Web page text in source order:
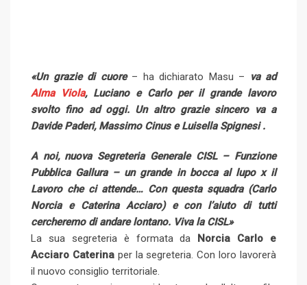
«Un grazie di cuore– ha dichiarato Masu –
va ad
Alma Viola, Luciano e Carlo per il grande lavoro
svolto fino ad oggi. Un altro grazie sincero va a
Davide Paderi, Massimo Cinuse Luisella Spignesi .
A noi, nuova Segreteria Generale CISL – Funzione
Pubblica Gallura – un grande in bocca al lupo x il
Lavoro che ci attende… Con questa squadra (Carlo
Norcia e Caterina Acciaro) e con l’aiuto di tutti
cercheremo di andare lontano. Viva la CISL»
La sua segreteria è formata da
Norcia Carlo e
Acciaro Caterinaper la segreteria. Con loro lavorerà
il nuovo consiglio territoriale.